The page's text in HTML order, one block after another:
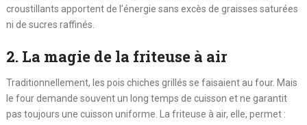
croustillants apportent de l’énergie sans excès de graisses saturées
ni de sucres raffinés.
2. La magie de la friteuse à air
Traditionnellement, les pois chiches grillés se faisaient au four. Mais
le four demande souvent un long temps de cuisson et ne garantit
pas toujours une cuisson uniforme. La friteuse à air, elle, permet :